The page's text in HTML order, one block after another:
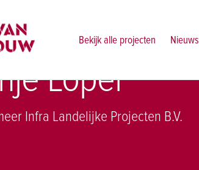
Bekijk alle projecten Nieuws
Loper
Infra Landelijke Projecten B.V.